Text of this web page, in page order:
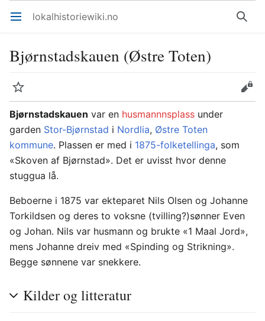
Åpne hovedmenyen lokalhistoriewiki.no Søk
Bjørnstadskauen (Østre Toten)
Overvåk
Rediger
Bjørnstadskauen var en husmannnsplass under
garden Stor-Bjørnstad i Nordlia, Østre Toten
kommune. Plassen er med i 1875-folketellinga, som
«Skoven af Bjørnstad». Det er uvisst hvor denne
stuggua lå.
Beboerne i 1875 var ekteparet Nils Olsen og Johanne
Torkildsen og deres to voksne (tvilling?)sønner Even
og Johan. Nils var husmann og brukte «1 Maal Jord»,
mens Johanne dreiv med «Spinding og Strikning».
Begge sønnene var snekkere.
Kilder og litteratur